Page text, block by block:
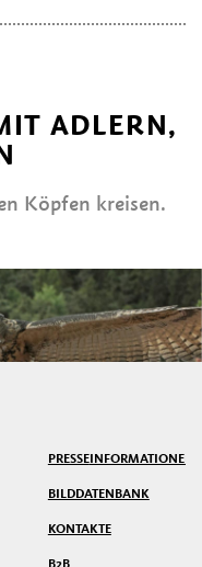
ADLERN,
Köpfen kreisen.
PRESSEINFORMATIONEN
BILDDATENBANK
KONTAKTE